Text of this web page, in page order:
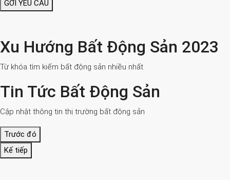
GỞI YÊU CẦU
Xu Hướng Bất Động Sản 2023
Từ khóa tìm kiếm bất động sản nhiều nhất
Tin Tức Bất Động Sản
Cập nhật thông tin thị trường bất động sản
Trước đó
Kế tiếp